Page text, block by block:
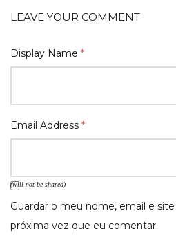
LEAVE YOUR COMMENT
Display Name *
Email Address *
(will not be shared)
Guardar o meu nome, email e
próxima vez que eu comentar.